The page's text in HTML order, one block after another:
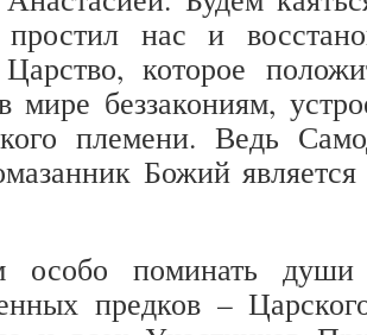
простил нас и
которое
мире беззакониям,
племени. Ведь
Божий
особо поминать
предков –